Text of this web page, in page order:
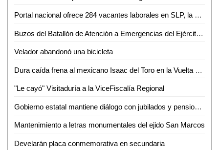
Portal nacional ofrece 284 vacantes laborales en SLP, la mayoría en la capital
Buzos del Batallón de Atención a Emergencias del Ejército Mexicano rescatan a un minero en el municipio de El Rosario, Sin.
Velador abandonó una bicicleta
Dura caída frena al mexicano Isaac del Toro en la Vuelta al País Vasco
"Le cayó" Visitaduría a la ViceFiscalía Regional
Gobierno estatal mantiene diálogo con jubilados y pensionados
Mantenimiento a letras monumentales del ejido San Marcos
Develarán placa conmemorativa en secundaria